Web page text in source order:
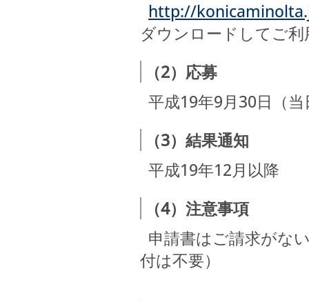
http://
ダウンロードしてご
（2）応募
平成19年9月30日（
（3）結果通知
平成19年12月以降
（4）注意事項
申請書はご請求がな
付は不要）